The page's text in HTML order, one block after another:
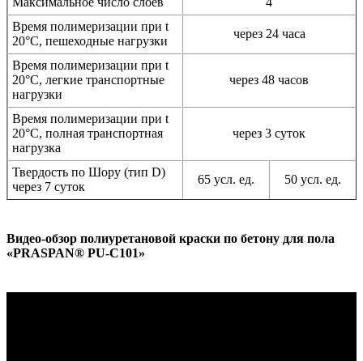
Время полимеризации при t
20°C, пешеходные нагрузки
через 24 часа
Время полимеризации при t
20°C, легкие транспортные
нагрузки
через 48 часов
Время полимеризации при t
20°C, полная транспортная
нагрузка
через 3 суток
Твердость по Шору (тип D)
через 7 суток
65 усл. ед. 50 усл. ед.
Видео-обзор полиуретановой краски по бетону для пола
«PRASPAN® PU-C101»